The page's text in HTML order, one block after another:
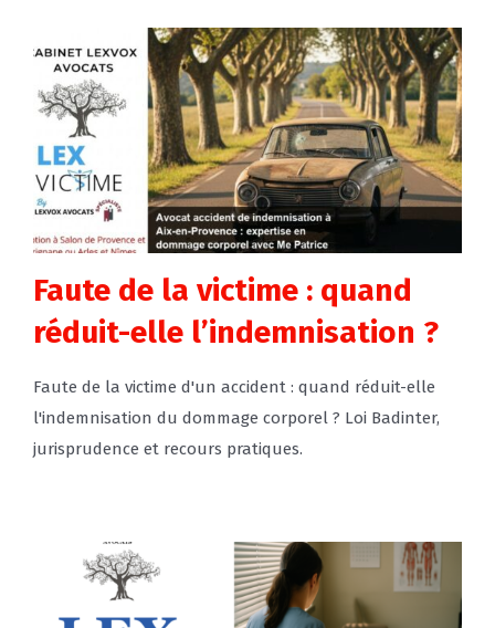
Faute de la victime : quand
réduit-elle l’indemnisation ?
Faute de la victime d'un accident : quand réduit-elle
l'indemnisation du dommage corporel ? Loi Badinter,
jurisprudence et recours pratiques.